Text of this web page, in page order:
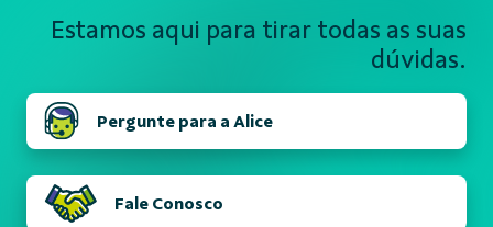
Estamos aqui para tirar todas as suas
dúvidas.
Pergunte para a Alice
Fale Conosco